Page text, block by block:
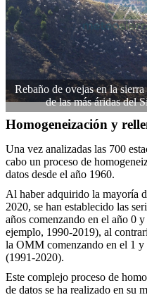
Rebaño de ovejas en la
de las más áridas del
Homogeneización y
Una vez analizadas las 700
cabo un proceso de
datos desde el año 1960.
Al haber adquirido la mayoría
2020, se han establecido las
años comenzando en el año 0
ejemplo, 1990-2019), al
la OMM comenzando en el 1 y
(1991-2020).
Este complejo proceso de
de datos se ha realizado en su